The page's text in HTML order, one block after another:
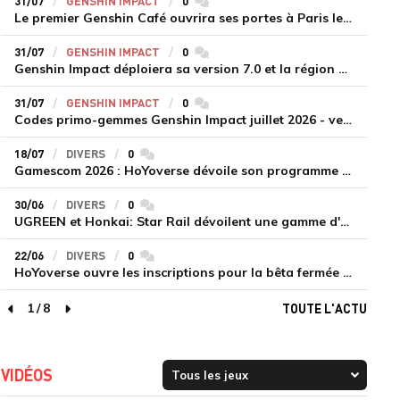
Le premier Genshin Café ouvrira ses portes à Paris le 14 août
31/07 GENSHIN IMPACT 0commentaires
Genshin Impact déploiera sa version 7.0 et la région de Snezhnaya le 12 août
31/07 GENSHIN IMPACT 0commentaires
Codes primo-gemmes Genshin Impact juillet 2026 - version 7.0
18/07 DIVERS 0commentaires
Gamescom 2026 : HoYoverse dévoile son programme et présente deux nouveaux jeux inédits
30/06 DIVERS 0commentaires
UGREEN et Honkai: Star Rail dévoilent une gamme d'accessoires de recharge en édition limitée
22/06 DIVERS 0commentaires
HoYoverse ouvre les inscriptions pour la bêta fermée de Honkai : Nexus Anima
page précédente
1/8
page suivante
TOUTE L'ACTU
VIDÉOS